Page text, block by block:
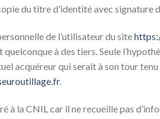
du titre d’identité avec signature
de l’utilisateur du site
quelconque à des tiers. Seule
acquéreur qui serait à son tour
.
à la CNIL car il ne recueille pas